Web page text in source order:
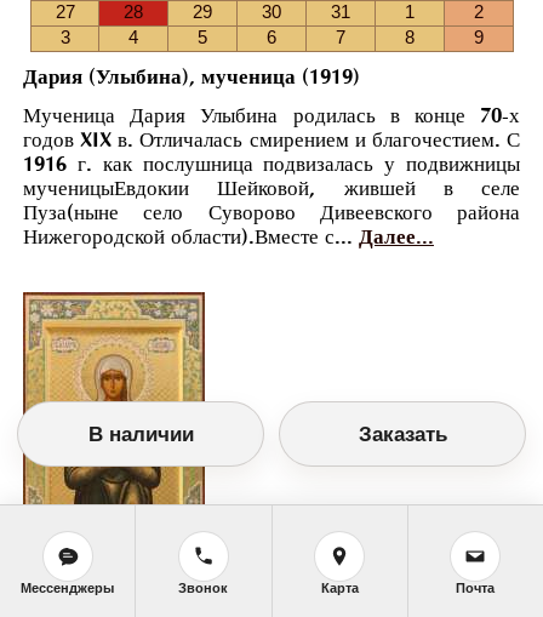
27
28 29 30 31 1
2
3
4 5 6 7 8 9
Дария (Улыбина), мученица (1919)
Мученица Дария Улыбина родилась в конце 70-х
годов XIX в. Отличалась смирением и благочестием. С
1916 г. как послушница подвизалась у подвижницы
мученицыЕвдокии Шейковой, жившей в селе
Пуза(ныне село Суворово Дивеевского района
Нижегородской области).Вместе с... Далее...
В наличии Заказать
Мессенджеры Звонок Карта Почта